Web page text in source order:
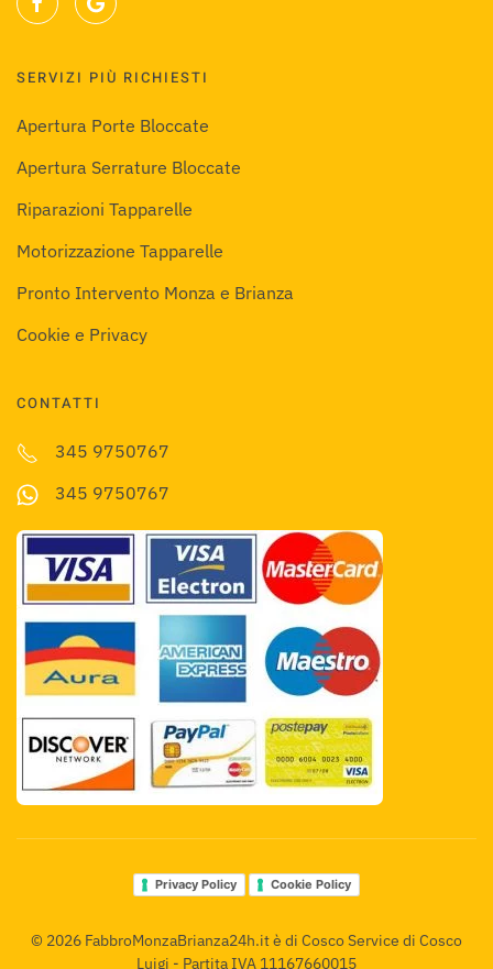
SERVIZI PIÙ RICHIESTI
Apertura Porte Bloccate
Apertura Serrature Bloccate
Riparazioni Tapparelle
Motorizzazione Tapparelle
Pronto Intervento Monza e Brianza
Cookie e Privacy
CONTATTI
345 9750767
345 9750767
Privacy Policy Cookie Policy
© 2026 FabbroMonzaBrianza24h.it è di Cosco Service di Cosco
Luigi - Partita IVA 11167660015